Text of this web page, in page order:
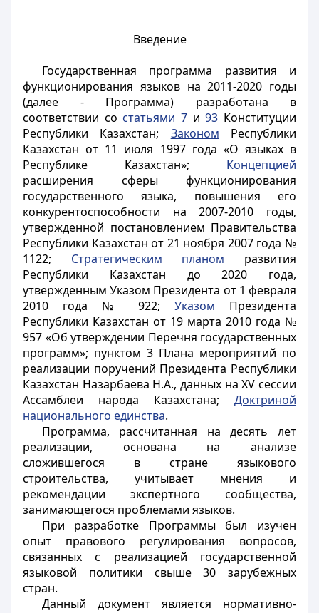
Введение
Государственная программа развития и
функционирования языков на 2011-2020 годы
(далее - Программа) разработана в
соответствии со статьями 7 и93 Конституции
Республики Казахстан; Законом Республики
Казахстан от 11 июля 1997 года «О языках в
Республике Казахстан»; Концепцией
расширения сферы функционирования
государственного языка, повышения его
конкурентоспособности на 2007-2010 годы,
утвержденной постановлением Правительства
Республики Казахстан от 21 ноября 2007 года №
1122; Стратегическим планом развития
Республики Казахстан до 2020 года,
утвержденным Указом Президента от 1 февраля
2010 года № 922;Указом Президента
Республики Казахстан от 19 марта 2010 года №
957 «Об утверждении Перечня государственных
программ»; пунктом 3 Плана мероприятий по
реализации поручений Президента Республики
Казахстан Назарбаева Н.А., данных на XV сессии
Ассамблеи народа Казахстана; Доктриной
национального единства.
Программа, рассчитанная на десять лет
реализации, основана на анализе
сложившегося в стране языкового
строительства, учитывает мнения и
рекомендации экспертного сообщества,
занимающегося проблемами языков.
При разработке Программы был изучен
опыт правового регулирования вопросов,
связанных с реализацией государственной
языковой политики свыше 30 зарубежных
стран.
Данный документ является нормативно-